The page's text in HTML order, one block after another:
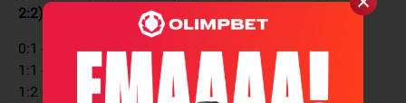
2:2)
0:1 - Кевлин (Сирофимович, Парванов) - 06:02
1:1 - Воробьёв (Бурделёв, Пушкарёв) - 13:27
1:2 - Кевлин - 23:41